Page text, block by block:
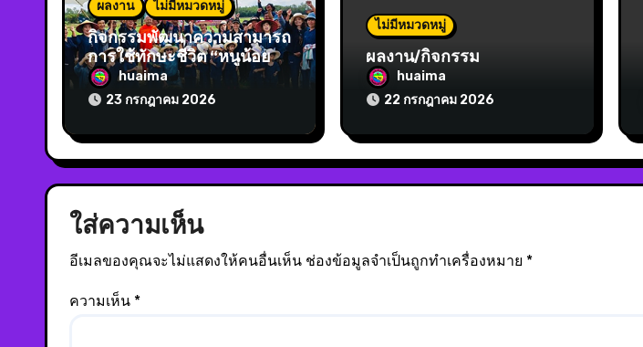
ผลงาน ไม่มีหมวดหมู่
กิจกรรมพัฒนาความสามารถ
การใช้ทักษะชีวิต “หนูน้อย
เรียนรู้วิถีชีวิตชาวนา”
huaima
23 กรกฎาคม 2026
ไม่มีหมวดหมู่
ผลงาน/กิจกรรม
huaima
22 กรกฎาคม 2026
ใส่ความเห็น
อีเมลของคุณจะไม่แสดงให้คนอื่นเห็น ช่องข้อมูลจำเป็นถูกทำเครื่องหมาย *
ความเห็น *